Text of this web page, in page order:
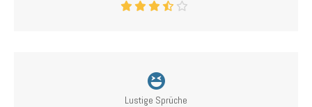
Lustige Sprüche